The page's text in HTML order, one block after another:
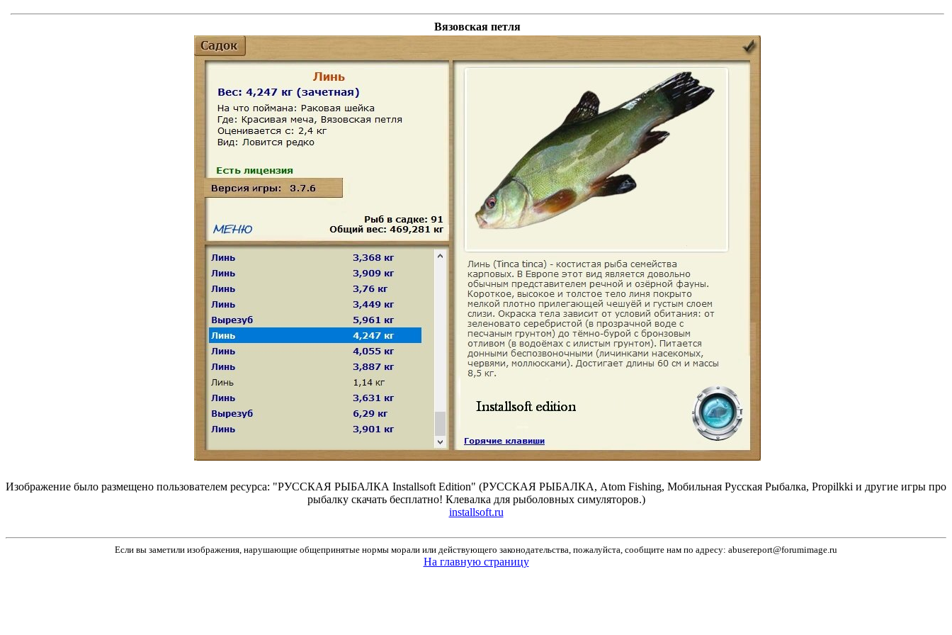
Вязовская петля
Изображение было размещено пользователем ресурса: "РУССКАЯ РЫБАЛКА Installsoft Edition" (РУССКАЯ РЫБАЛКА, Atom Fishing, Мобильная Русская Рыбалка, Propilkki и другие игры про
рыбалку скачать бесплатно! Клевалка для рыболовных симуляторов.)
installsoft.ru
Если вы заметили изображения, нарушающие общепринятые нормы морали или действующего законодательства, пожалуйста, сообщите нам по адресу: abusereport@forumimage.ru
На главную страницу